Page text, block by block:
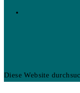
Diese Website